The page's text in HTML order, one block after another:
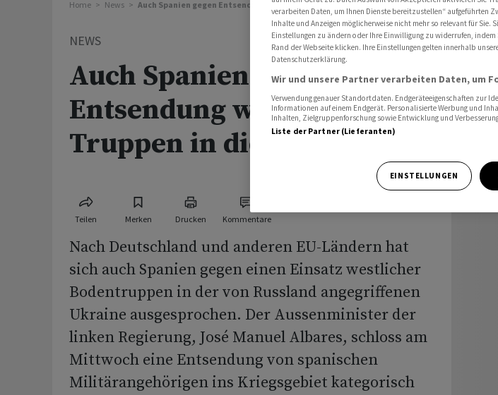
Home News Auch Spanien gegen Entsendung westlicher Truppen in die Ukraine
NEWS
Auch Spanien gegen
Entsendung westlicher
Truppen in die Ukraine
Teilen Merken Drucken Kommentare
Nach Deutschland und anderen EU-Ländern hat
sich auch Spanien gegen einen Einsatz westlicher
Bodentruppen in der von Russland angegriffenen
Ukraine ausgesprochen. Der Aussenminister der
linken Regierung, José Manuel Albares, schloss am
Mittwoch eine Entsendung von spanischen
Militärangehörigen ins Kriegsgebiet kategorisch
verarbeiten Daten, um Ihnen Dienste bereitzustellen“ aufgeführten
Inhalte und Anzeigen möglicherweise nicht mehr so relevant für Sie.
Einstellungen zu ändern oder Ihre Einwilligung zu widerrufen,
Rand der Webseite klicken. Ihre Einstellungen gelten innerhalb
Datenschutzerklärung.
Wir und unsere Partner verarbeiten Daten, um
Verwendung genauer Standortdaten. Endgeräteeigenschaften zur
Informationen auf einem Endgerät. Personalisierte Werbung und
Inhalten, Zielgruppenforschung sowie Entwicklung und
Liste der Partner (Lieferanten)
EINSTELLUNGEN